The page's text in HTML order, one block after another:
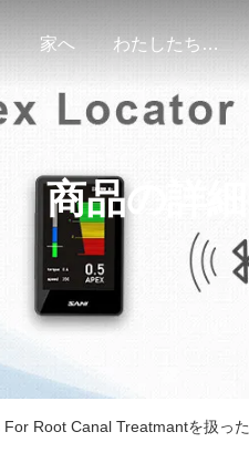
家へ わたしたち に つい て
商品の詳細
Root Canal Treatmantを扱った